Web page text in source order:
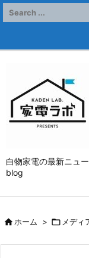
白物家電の最新ニュ
blog
ホーム >  メディ